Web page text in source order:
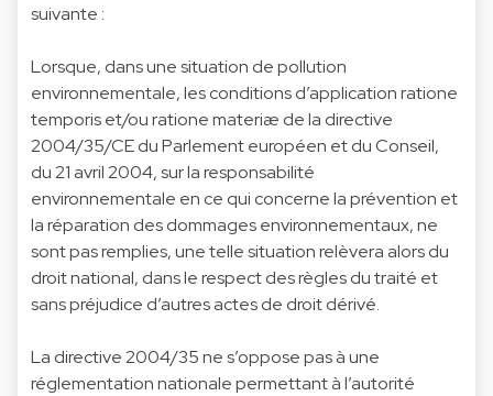
suivante :
Lorsque, dans une situation de pollution
environnementale, les conditions d’application ratione
temporis et/ou ratione materiæ de la directive
2004/35/CE du Parlement européen et du Conseil,
du 21 avril 2004, sur la responsabilité
environnementale en ce qui concerne la prévention et
la réparation des dommages environnementaux, ne
sont pas remplies, une telle situation relèvera alors du
droit national, dans le respect des règles du traité et
sans préjudice d’autres actes de droit dérivé.
La directive 2004/35 ne s’oppose pas à une
réglementation nationale permettant à l’autorité